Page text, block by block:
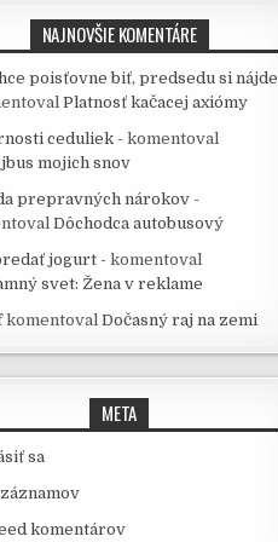
NAJNOVŠIE KOMENTÁRE
poisťovne biť, predsedu si nájde
Platnosť kačacej axiómy
ceduliek - komentoval
mojich snov
prepravných nárokov -
Dôchodca autobusový
jogurt - komentoval
svet: Žena v reklame
komentovalDočasný raj na zemi
META
sa
komentárov